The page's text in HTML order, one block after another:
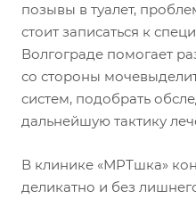
позывы в туалет,
стоит записаться к
Волгограде помогает
со стороны
систем, подобрать
дальнейшую тактику
В клинике «МРТшка»
деликатно и без